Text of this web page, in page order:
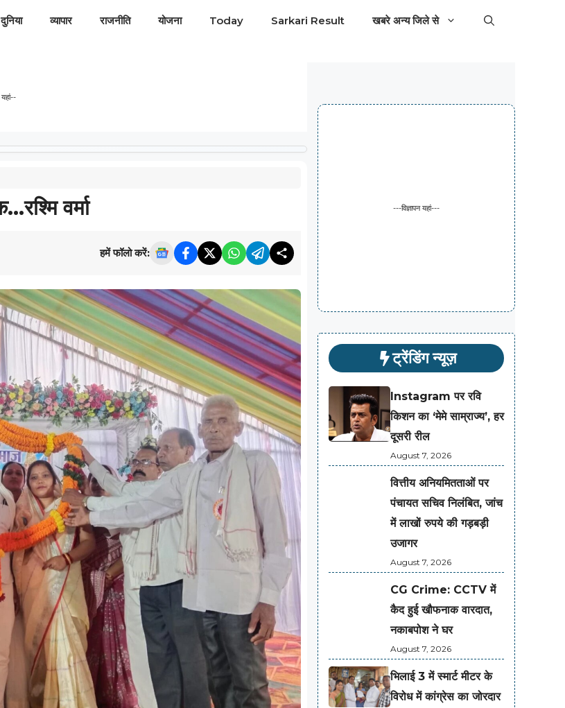
दुनिया व्यापार राजनीति योजना Today Sarkari Result खबरे अन्य जिले से
यहां--
वर्मा
हमें फॉलो करें:
---विज्ञापन यहां---
ट्रेंडिंग न्यूज़
Instagram पर रवि
किशन का ‘मेमे साम्राज्य’, हर
दूसरी रील
August 7, 2026
वित्तीय अनियमितताओं पर
पंचायत सचिव निलंबित, जांच
में लाखों रुपये की गड़बड़ी
उजागर
August 7, 2026
CG Crime: CCTV में
कैद हुई खौफनाक वारदात,
नकाबपोश ने घर
August 7, 2026
भिलाई 3 में स्मार्ट मीटर के
विरोध में कांग्रेस का जोरदार